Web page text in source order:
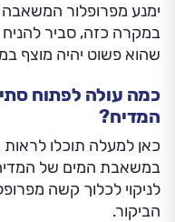
ימנע מפרופלור
במקרה כזה, סביר
שהוא פשוט יהיה מוצף
כמה עולה לפתוח
המדיח?
כאן למעלה תוכלו
במשאבת המים של
לניקוי לכלוך קשה
הביקור.